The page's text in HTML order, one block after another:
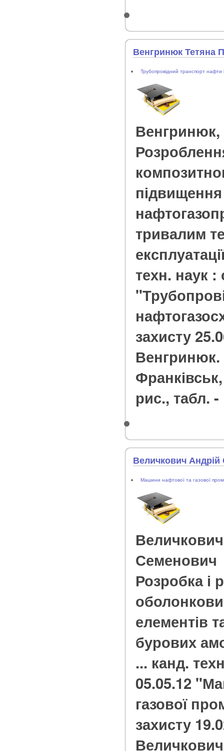
Венгринюк Тетяна
Трубопровідний транспорт
Венгринюк,
підвищення
тривалим
техн. наук :
захисту
Венгринюк.
рис., табл. -
Величкович
Машини нафтової та газової
Семенович
Розробка і
елементів
бурових
... канд.
05.05.12
газової
захисту